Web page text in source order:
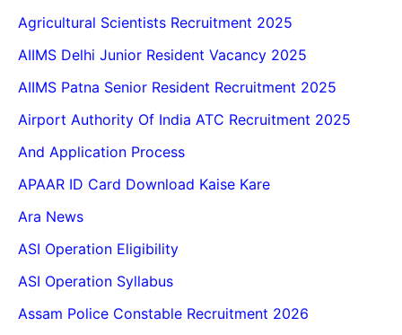
Agricultural Scientists Recruitment 2025
AIIMS Delhi Junior Resident Vacancy 2025
AIIMS Patna Senior Resident Recruitment 2025
Airport Authority Of India ATC Recruitment 2025
And Application Process
APAAR ID Card Download Kaise Kare
Ara News
ASI Operation Eligibility
ASI Operation Syllabus
Assam Police Constable Recruitment 2026